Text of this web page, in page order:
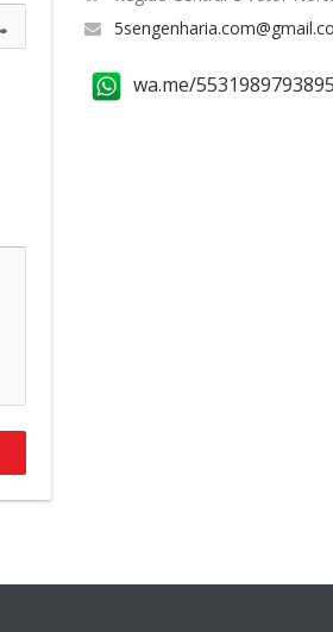
wa.me/5531989793895